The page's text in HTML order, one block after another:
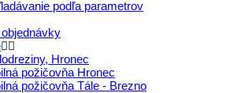
podľa parametrov
Hronec
požičovňa Hronec
požičovňa Tále - Brezno